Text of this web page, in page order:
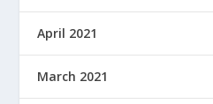
April 2021
March 2021